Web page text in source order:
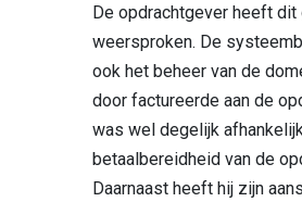
De opdrachtgever heeft
weersproken. De
ook het beheer van de
door factureerde aan de
was wel degelijk
betaalbereidheid van de
Daarnaast heeft hij zijn